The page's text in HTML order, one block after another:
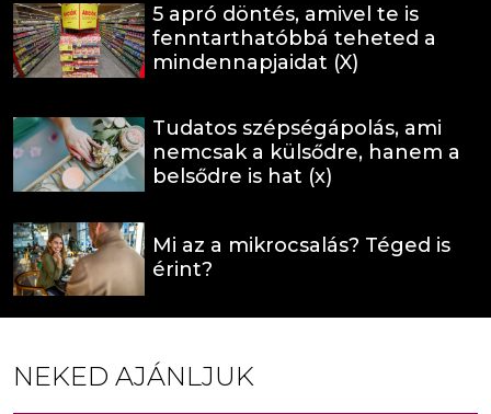
5 apró döntés, amivel te is
fenntarthatóbbá teheted a
mindennapjaidat (X)
Tudatos szépségápolás, ami
nemcsak a külsődre, hanem a
belsődre is hat (x)
Mi az a mikrocsalás? Téged is
érint?
NEKED AJÁNLJUK